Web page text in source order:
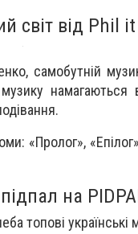
світ від Phil it
самобутній
намагаються
«Пролог»,
на
топові українські